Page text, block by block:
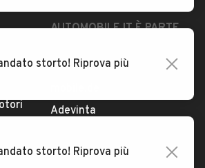
AUTOMOBILE.IT È PARTE
subito.it
Adevinta
SEGUICI
storto! Riprova più
storto! Riprova più